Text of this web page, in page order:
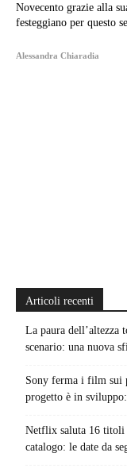
Novecento grazie alla
festeggiano per questo
Alessandra Chiaradia
Articoli recenti
La paura dell’altezza
scenario: una nuova
Sony ferma i film sui
progetto è in
Netflix saluta 16 titoli
catalogo: le date da